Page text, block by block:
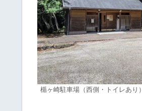
楯ヶ崎駐車場（西側・トイレあり）